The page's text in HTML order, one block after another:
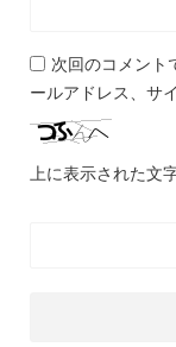
次回のコメント
ールアドレス、サ
上に表示された文